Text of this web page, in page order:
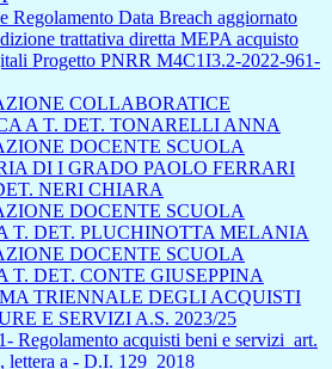
Regolamento Data Breach aggiornato
trattativa diretta MEPA acquisto
Progetto PNRR M4C1I3.2-2022-961-
COLLABORATICE
A T. DET. TONARELLI ANNA
DOCENTE SCUOLA
DI I GRADO PAOLO FERRARI
NERI CHIARA
DOCENTE SCUOLA
T. DET. PLUCHINOTTA MELANIA
DOCENTE SCUOLA
T. DET. CONTE GIUSEPPINA
TRIENNALE DEGLI ACQUISTI
E SERVIZI A.S. 2023/25
Regolamento acquisti beni e servizi_art.
lettera a - D.I. 129_2018